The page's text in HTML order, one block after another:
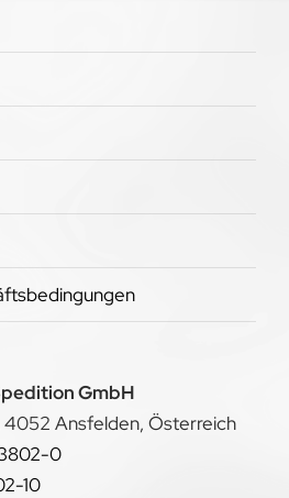
GmbH
4052 Ansfelden, Österreich
0
10